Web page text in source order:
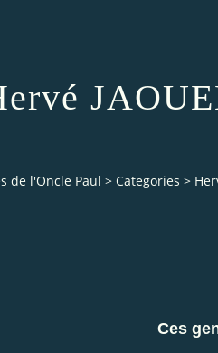
de l'Oncle Paul > Categories >
Ces